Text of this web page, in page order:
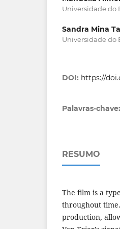
Universidade do
Sandra Mina
Universidade do
DOI: https://
Palavras-chave:
RESUMO
The film is a
throughout
production,